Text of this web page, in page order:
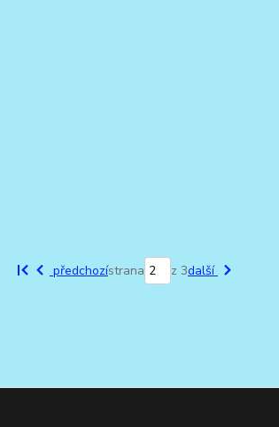
předchozístrana z 3další